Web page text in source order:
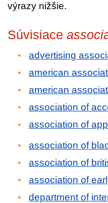
výrazy nižšie.
Súvisiace
advertising
american
american
association of
association of
association of
association of
association of
department of